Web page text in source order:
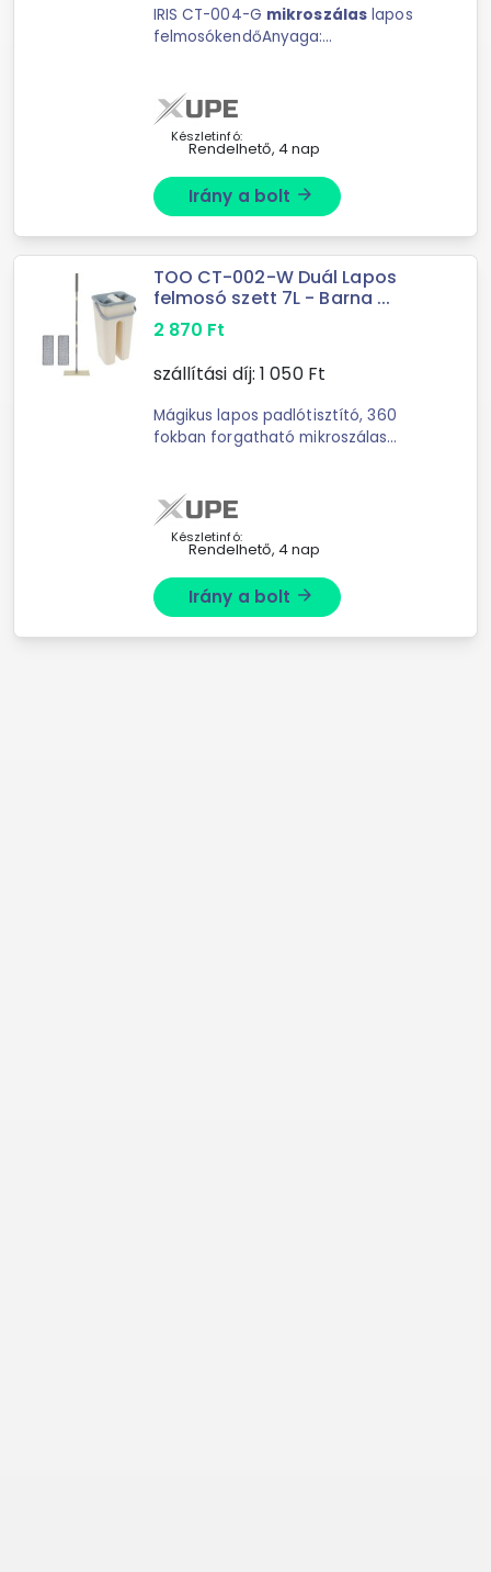
IRIS CT-004-G mikroszálas lapos
felmosókendőAnyaga:
padlótisztító
Készletinfó:
Rendelhető, 4 nap
Irány a bolt arrow_forward
TOO CT-002-W Duál Lapos
felmosó szett 7L - Barna ...
2 870 Ft
szállítási díj: 1 050Ft
Mágikus lapos padlótisztító, 360
fokban forgatható mikroszálas
Készletinfó:
Rendelhető, 4 nap
Irány a bolt arrow_forward